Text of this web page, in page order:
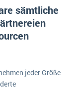
sämtliche
jeder Größe